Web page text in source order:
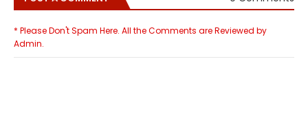
* Please Don't Spam Here. All the Comments are Reviewed by
Admin.